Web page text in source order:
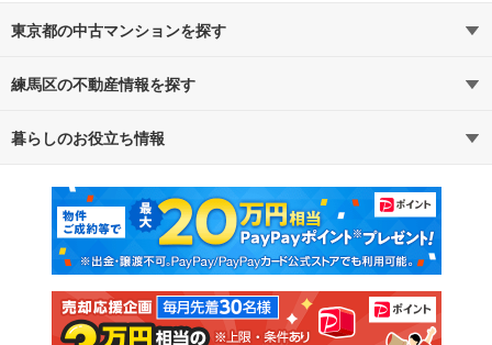
東京都の中古マンションを探す
路線・駅から探す
通勤・通学時間から探す
練馬区の不動産情報を探す
不動産・住宅
新築マンション 中古マンション
新築一戸建て 中古一戸建て
注文住宅 土地
暮らしのお役立ち情報
マンションカタログ 教えて！住まいの先生